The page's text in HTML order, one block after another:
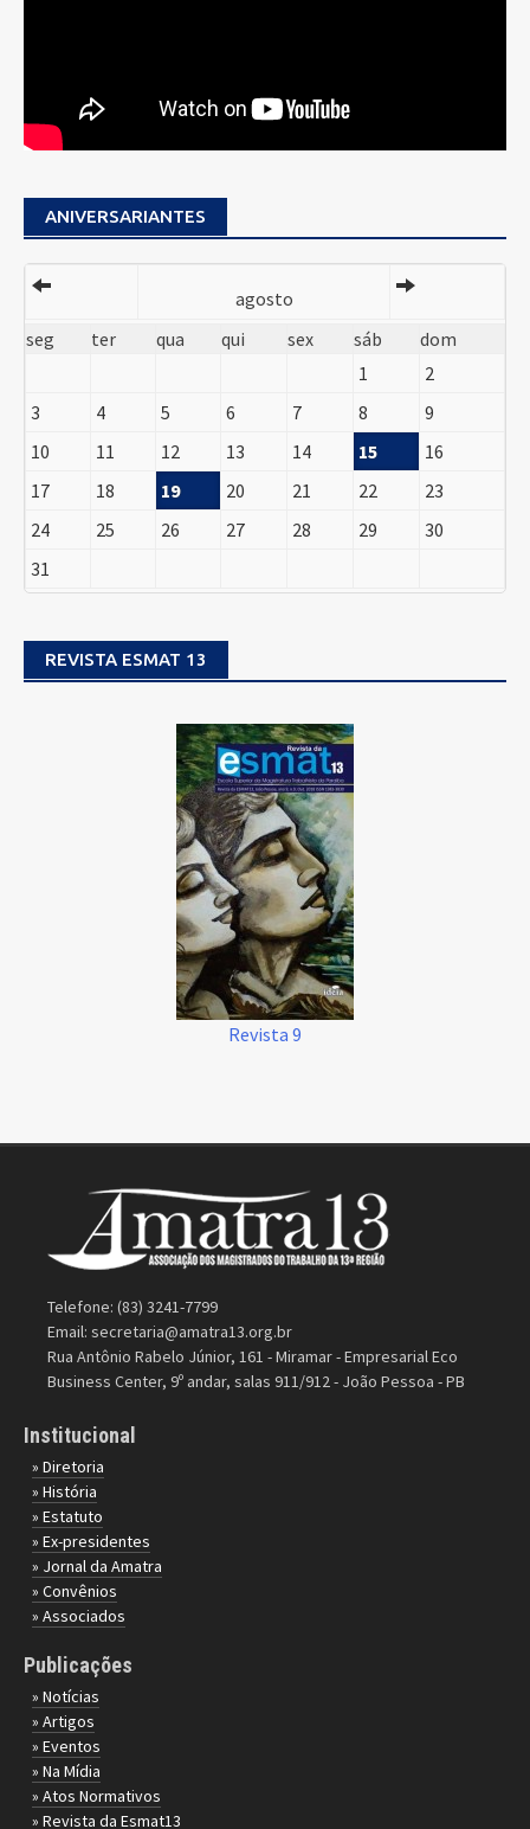
ANIVERSARIANTES
agosto
seg
ter qua qui sex sáb
dom
1
2
3
4 5 6 7 8
9
10
11 12 13 14 15
16
17
18 19 20 21 22
23
24
25 26 27 28 29
30
31
REVISTA ESMAT 13
Revista 9
Telefone: (83) 3241-7799
Email: secretaria@amatra13.org.br
Rua Antônio Rabelo Júnior, 161 - Miramar - Empresarial Eco
Business Center, 9º andar, salas 911/912 - João Pessoa - PB
Institucional
» Diretoria
» História
» Estatuto
» Ex-presidentes
» Jornal da Amatra
» Convênios
» Associados
Publicações
» Notícias
» Artigos
» Eventos
» Na Mídia
» Atos Normativos
» Revista da Esmat13